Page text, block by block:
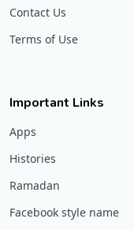
Contact Us
Terms of Use
Important Links
Apps
Histories
Ramadan
Facebook style name